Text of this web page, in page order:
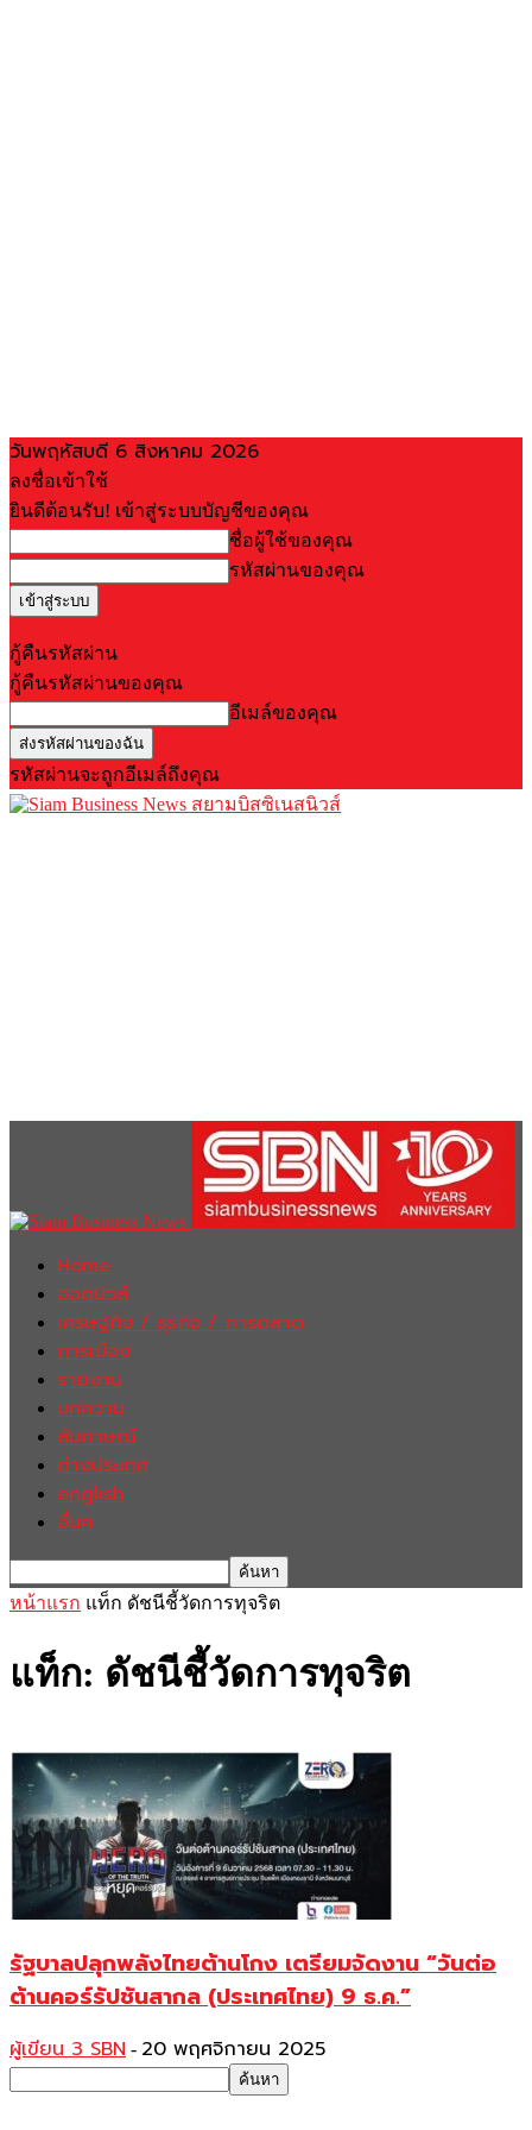
วันพฤหัสบดี 6 สิงหาคม 2026
ลงชื่อเข้าใช้
ยินดีต้อนรับ! เข้าสู่ระบบบัญชีของคุณ
ชื่อผู้ใช้ของคุณ
รหัสผ่านของคุณ
กู้คืนรหัสผ่าน
กู้คืนรหัสผ่านของคุณ
อีเมล์ของคุณ
รหัสผ่านจะถูกอีเมล์ถึงคุณ
สยามบิสซิเนสนิวส์
Home
ฮอตนิวส์
เศรษฐกิจ / ธุรกิจ / การตลาด
การเมือง
รายงาน
บทความ
สัมภาษณ์
ต่างประเทศ
english
อื่นๆ
หน้าแรก แท็ก ดัชนีชี้วัดการทุจริต
แท็ก: ดัชนีชี้วัดการทุจริต
รัฐบาลปลุกพลังไทยต้านโกง เตรียมจัดงาน “วันต่อ
ต้านคอร์รัปชันสากล (ประเทศไทย) 9 ธ.ค.”
ผู้เขียน 3 SBN - 20 พฤศจิกายน 2025